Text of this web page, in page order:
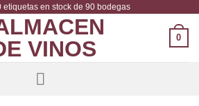
etiquetas en stock de 90 bodegas
0